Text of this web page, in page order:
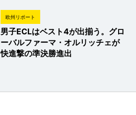
欧州リポート
男子ECLはベスト4が出揃う。グロ
ーバルファーマ・オルリッチェが
快進撃の準決勝進出